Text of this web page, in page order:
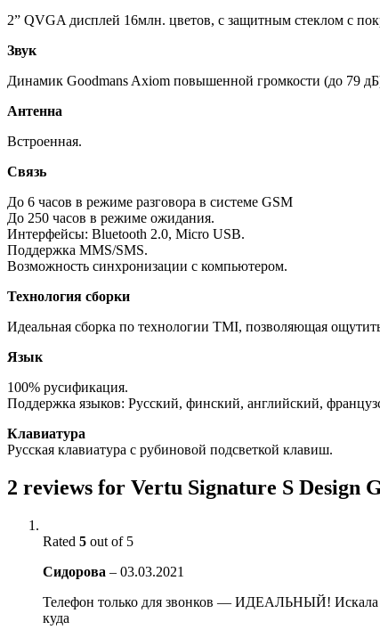
2” QVGA дисплей 16млн. цветов, с защитным стеклом с
Звук
Динамик Goodmans Axiom повышенной громкости (до 79
Антенна
Встроенная.
Связь
До 6 часов в режиме разговора в системе GSM
До 250 часов в режиме ожидания.
Интерфейсы: Bluetooth 2.0, Micro USB.
Поддержка MMS/SMS.
Возможность синхронизации с компьютером.
Технология сборки
Идеальная сборка по технологии TMI, позволяющая
Язык
100% русификация.
Поддержка языков: Русский, финский, английский,
Клавиатура
Русская клавиатура с рубиновой подсветкой клавиш.
2 reviews for Vertu Signature S Design
Rated 5 out of 5
Сидорова – 03.03.2021
Телефон только для звонков — ИДЕАЛЬНЫЙ! Искала
куда